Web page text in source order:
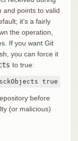
and points to valid
it’s a fairly
the operation,
If you want Git
you can force it
to true:
true
before
(or malicious)